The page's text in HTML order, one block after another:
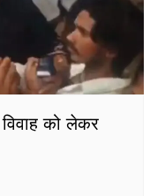
विवाह को लेकर